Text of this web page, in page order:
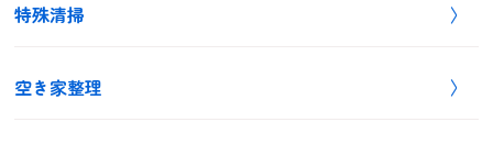
特殊清掃
空き家整理